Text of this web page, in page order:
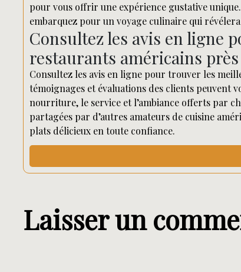
pour vous offrir une expérience gustative
embarquez pour un voyage culinaire qui
Consultez les avis en ligne
restaurants américains près
Consultez les avis en ligne pour trouver les
témoignages et évaluations des clients peuvent
nourriture, le service et l’ambiance offerts par
partagées par d’autres amateurs de cuisine
plats délicieux en toute confiance.
Laisser un